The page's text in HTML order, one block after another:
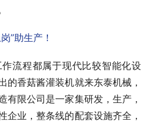
流程都属于现代比较智能化设
的香菇酱灌装机就来东泰机械，
有限公司是一家集研发，生产，
企业，整条线的配套设施齐全，